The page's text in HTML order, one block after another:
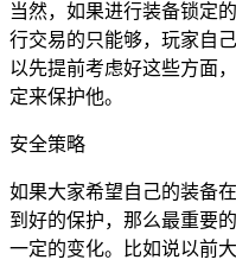
当然，如果进行装备锁定
行交易的只能够，玩家自
以先提前考虑好这些方面
定来保护他。
安全策略
如果大家希望自己的装备
到好的保护，那么最重要
一定的变化。比如说以前